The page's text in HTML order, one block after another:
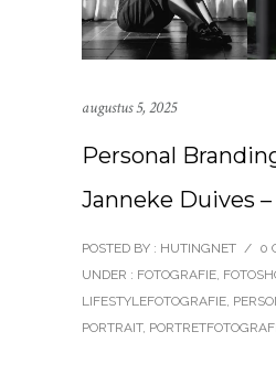
augustus 5, 2025
Personal
Janneke Duives –
POSTED BY : HUTINGNET / 0
UNDER : FOTOGRAFIE
LIFESTYLEFOTOGRAFIE
PORTRAIT,